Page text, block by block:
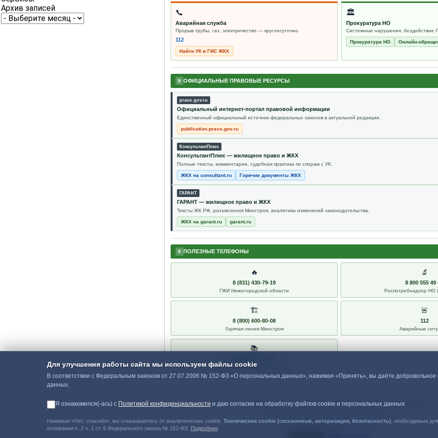
Архив записей
📞
Аварийная служба
Прорыв трубы, газ, электричество — круглосуточно
112
Найти УК в ГИС ЖКХ
🏛
Прокуратура НО
Системные нарушения, бездействие
Прокуратура НО Онлайн-
8 ОФИЦИАЛЬНЫЕ ПРАВОВЫЕ РЕСУРСЫ
pravo.gov.ru
Официальный интернет-портал правовой информации
Единственный официальный источник федеральных законов в актуальной редакции.
publication.pravo.gov.ru
КонсультантПлюс
КонсультантПлюс — жилищное право и ЖКХ
Полные тексты, комментарии, судебная практика по спорам с УК.
ЖКХ на consultant.ru Горячие документы ЖКХ
ГАРАНТ
ГАРАНТ — жилищное право и ЖКХ
Тексты ЖК РФ, разъяснения Минстроя, аналитика изменений законодательства.
ЖКХ на garant.ru garant.ru
9 ПОЛЕЗНЫЕ ТЕЛЕФОНЫ
🔥
8 (831) 430-79-19
ГЖИ Нижегородской области
🔬
8 800 555 49
Роспотребнадзор НО
🏗
8 (800) 600-80-08
Горячая линия Минстроя
🚨
112
Аварийные
📚
МБУК «ЦБС» Сергачского МО
МБУК «ЦБС» Сергачского МО · г. Сергач, пер. Коммунистический, д. 2 · тел. 8(83191) 5-
Для улучшения работы сайта мы используем файлы cookie
В соответствии с Федеральным законом от 27.07.2006 № 152-ФЗ «О персональных данных», нажимая «Принять», вы даёте добровольное
данных.
Я ознакомился(-ась) с Политикой конфиденциальности и даю согласие на обработку файлов cookie и персональных данных
Нажимая «Нет, спасибо», вы отказываетесь от аналитических cookie. Технические cookie (сессионные, авторизация, безопасность) , необходимые
основании п. 2 ч. 1 ст. 6 Федерального закона № 152-ФЗ. Подробнее
При копировании материалов сайта прямая ссылка обязательна.